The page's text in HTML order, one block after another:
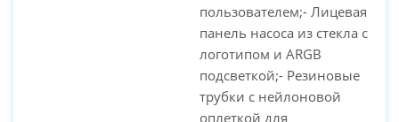
пользователем;- Лицевая
панель насоса из стекла с
логотипом и ARGB
подсветкой;- Резиновые
трубки с нейлоновой
оплеткой для